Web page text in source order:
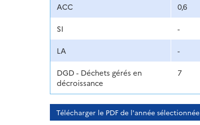
ACC 0,6
SI -
LA -
DGD - Déchets gérés en
décroissance
7
Télécharger le PDF de l'année sélectionnée